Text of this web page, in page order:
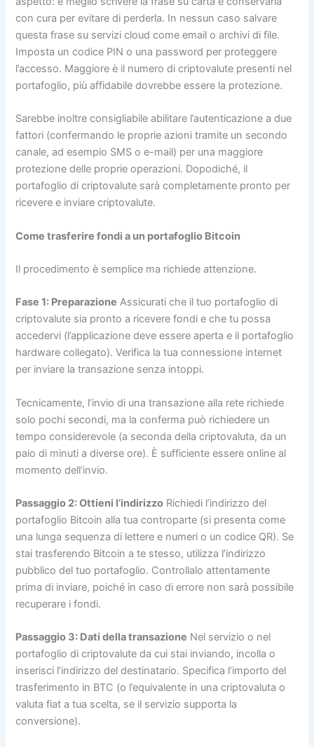
con cura per evitare di perderla. In nessun caso salvare
questa frase su servizi cloud come email o archivi di file.
Imposta un codice PIN o una password per proteggere
l’accesso. Maggiore è il numero di criptovalute presenti nel
portafoglio, più affidabile dovrebbe essere la protezione.
Sarebbe inoltre consigliabile abilitare l’autenticazione a due
fattori (confermando le proprie azioni tramite un secondo
canale, ad esempio SMS o e-mail) per una maggiore
protezione delle proprie operazioni. Dopodiché, il
portafoglio di criptovalute sarà completamente pronto per
ricevere e inviare criptovalute.
Come trasferire fondi a un portafoglio Bitcoin
Il procedimento è semplice ma richiede attenzione.
Fase 1: Preparazione Assicurati che il tuo portafoglio di
criptovalute sia pronto a ricevere fondi e che tu possa
accedervi (l’applicazione deve essere aperta e il portafoglio
hardware collegato). Verifica la tua connessione internet
per inviare la transazione senza intoppi.
Tecnicamente, l’invio di una transazione alla rete richiede
solo pochi secondi, ma la conferma può richiedere un
tempo considerevole (a seconda della criptovaluta, da un
paio di minuti a diverse ore). È sufficiente essere online al
momento dell’invio.
Passaggio 2: Ottieni l’indirizzo Richiedi l’indirizzo del
portafoglio Bitcoin alla tua controparte (si presenta come
una lunga sequenza di lettere e numeri o un codice QR). Se
stai trasferendo Bitcoin a te stesso, utilizza l’indirizzo
pubblico del tuo portafoglio. Controllalo attentamente
prima di inviare, poiché in caso di errore non sarà possibile
recuperare i fondi.
Passaggio 3: Dati della transazione Nel servizio o nel
portafoglio di criptovalute da cui stai inviando, incolla o
inserisci l’indirizzo del destinatario. Specifica l’importo del
trasferimento in BTC (o l’equivalente in una criptovaluta o
valuta fiat a tua scelta, se il servizio supporta la
conversione).